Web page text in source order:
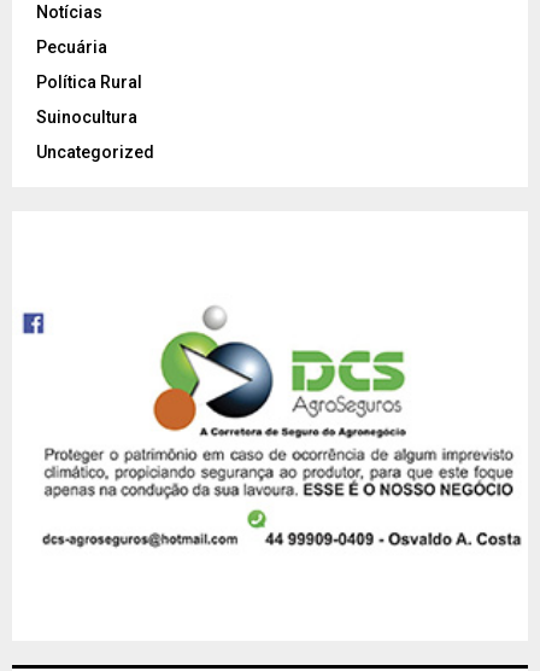
Notícias
Pecuária
Política Rural
Suinocultura
Uncategorized